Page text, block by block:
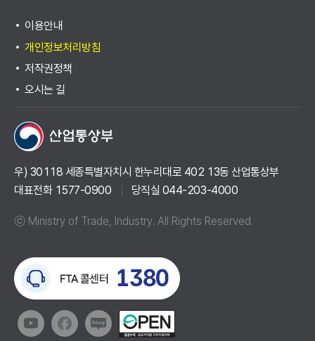
이용안내
개인정보처리방침
저작권정책
오시는 길
우) 30118 세종특별자치시 한누리대로 402 13동 산업통상부
대표전화 1577-0900
당직실 044-203-4000
ⓒ Ministry of Trade, Industry. All Rights Reserved.